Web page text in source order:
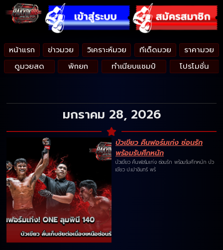
หน้าแรก ข่าวมวย วิเคราะห์มวย ทีเด็ดมวย
ราคามวย
ดูมวยสด
พักยก ทำเนียบแชมป์ โปรโมชั่น
มกราคม 28, 2026
บัวเขียว คืนฟอร์มเก่ง ซ่อนรัก
พร้อมรับศึกหนัก
บัวเขียว คืนฟอร์มเก่ง ซ่อนรัก พร้อมรับศึกหนัก บัว
เขียว ป.เปาอินทร์ พร้